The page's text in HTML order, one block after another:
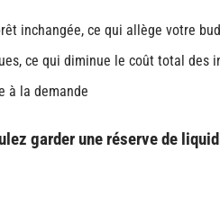
inchangée, ce qui allège votre
ce qui diminue le coût total des
à la demande
garder une réserve de